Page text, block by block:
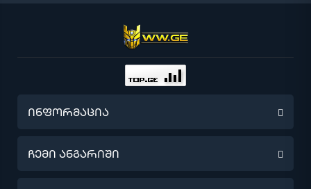
ინფორმაცია
წინასწარი შეკვეთა
ჩემი ანგარიში